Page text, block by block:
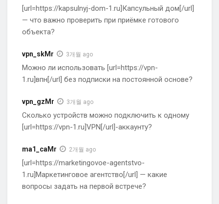
[url=https://kapsulnyj-dom-1.ru]Капсульный дом[/url]
— что важно проверить при приёмке готового
объекта?
vpn_skMr 3개월 ago
Можно ли использовать [url=https://vpn-
1.ru]впн[/url] без подписки на постоянной основе?
vpn_gzMr 3개월 ago
Сколько устройств можно подключить к одному
[url=https://vpn-1.ru]VPN[/url]-аккаунту?
ma1_caMr 2개월 ago
[url=https://marketingovoe-agentstvo-
1.ru]Маркетинговое агентство[/url] — какие
вопросы задать на первой встрече?